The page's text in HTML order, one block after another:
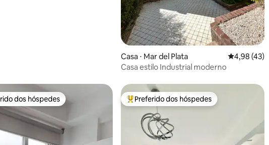
de 5, 58 avaliações
Casa ⋅ Mar del Plata 4,98 de
4,98 (43)
Casa estilo Industrial moderno
melhores preferidos dos hóspedes
dos hóspedes Entre os melhores preferidos dos hóspedes
Preferido dos hóspedes